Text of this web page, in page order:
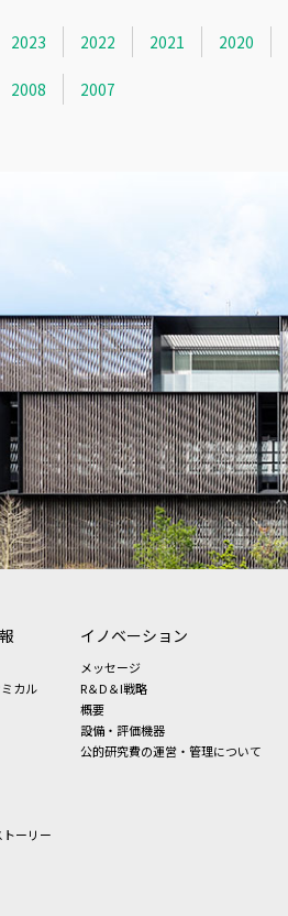
2023 2022 2021 2020
2008 2007
カル
ーリー
イノベーション
メッセージ
R＆D＆I戦略
概要
設備・評価機器
公的研究費の運営・管理について